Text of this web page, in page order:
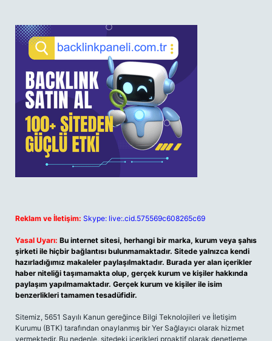
Reklam ve İletişim: Skype: live:.cid.575569c608265c69
Yasal Uyarı: Bu internet sitesi, herhangi bir marka, kurum veya şahıs
şirketi ile hiçbir bağlantısı bulunmamaktadır. Sitede yalnızca kendi
hazırladığımız makaleler paylaşılmaktadır. Burada yer alan içerikler
haber niteliği taşımamakta olup, gerçek kurum ve kişiler hakkında
paylaşım yapılmamaktadır. Gerçek kurum ve kişiler ile isim
benzerlikleri tamamen tesadüfidir.
Sitemiz, 5651 Sayılı Kanun gereğince Bilgi Teknolojileri ve İletişim
Kurumu (BTK) tarafından onaylanmış bir Yer Sağlayıcı olarak hizmet
vermektedir. Bu nedenle, sitedeki içerikleri proaktif olarak denetleme